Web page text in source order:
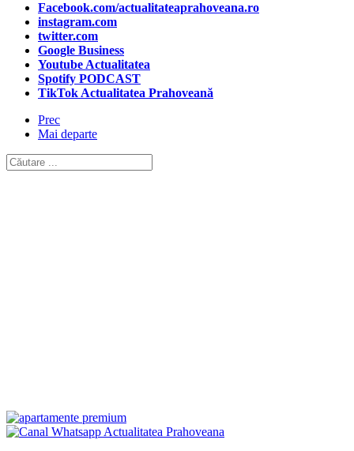
Facebook.com/actualitateaprahoveana.ro
instagram.com
twitter.com
Google Business
Youtube Actualitatea
Spotify PODCAST
TikTok Actualitatea Prahoveană
Prec
Mai departe